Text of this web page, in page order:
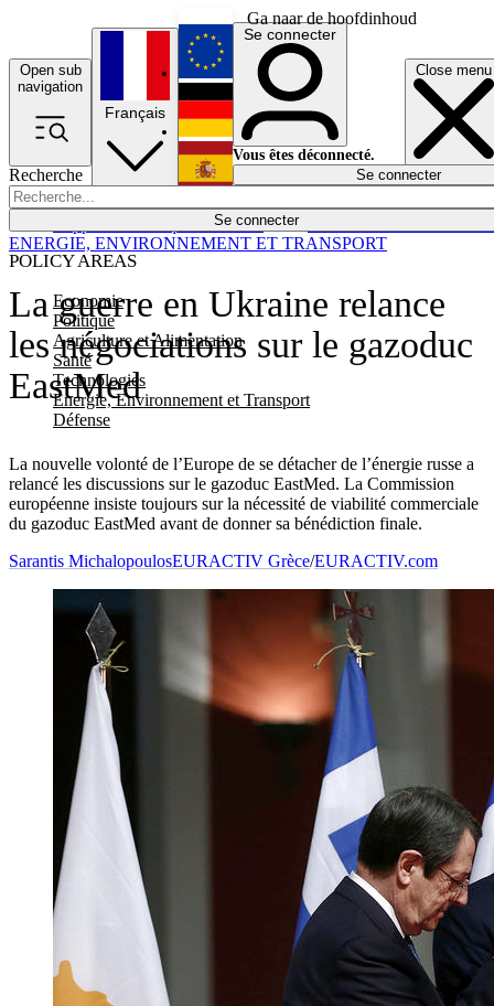
Ga naar de hoofdinhoud
Open sub
navigation
Close menu
Recherche
Se connecter
POLICY AREAS
Economie
Politique
Agriculture et Alimentation
Santé
Technologies
Energie, Environnement et Transport
Défense
Économie
Français
English
Deutsch
Español
Se connecter
Vous êtes déconnecté.
Se connecter
La guerre en Ukraine relance
les négociations sur le gazoduc
EastMed
La nouvelle volonté de l’Europe de se détacher de l’énergie russe a
relancé les discussions sur le gazoduc EastMed. La Commission
européenne insiste toujours sur la nécessité de viabilité commerciale
du gazoduc EastMed avant de donner sa bénédiction finale.
ENERGIE, ENVIRONNEMENT ET TRANSPORT
Sarantis MichalopoulosEURACTIV Grèce/EURACTIV.com